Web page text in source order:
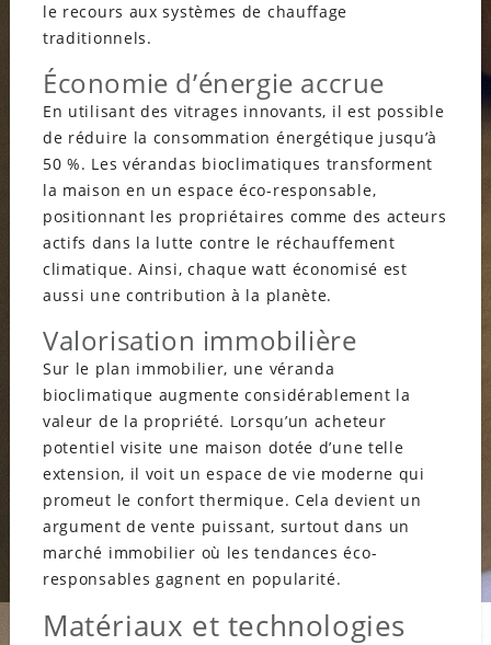
le recours aux systèmes de chauffage
traditionnels.
Économie d’énergie accrue
En utilisant des vitrages innovants, il est possible
de réduire la consommation énergétique jusqu’à
50 %. Les vérandas bioclimatiques transforment
la maison en un espace éco-responsable,
positionnant les propriétaires comme des acteurs
actifs dans la lutte contre le réchauffement
climatique. Ainsi, chaque watt économisé est
aussi une contribution à la planète.
Valorisation immobilière
Sur le plan immobilier, une véranda
bioclimatique augmente considérablement la
valeur de la propriété. Lorsqu’un acheteur
potentiel visite une maison dotée d’une telle
extension, il voit un espace de vie moderne qui
promeut le confort thermique. Cela devient un
argument de vente puissant, surtout dans un
marché immobilier où les tendances éco-
responsables gagnent en popularité.
Matériaux et technologies